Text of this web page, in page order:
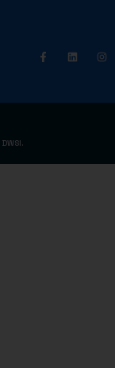
DWSI.